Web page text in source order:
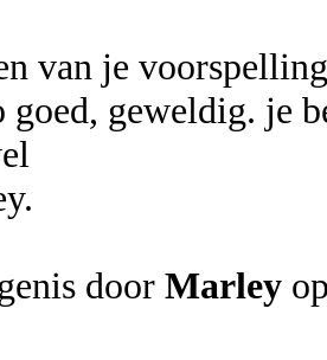
van je
goed, geweldig. je
door Marley